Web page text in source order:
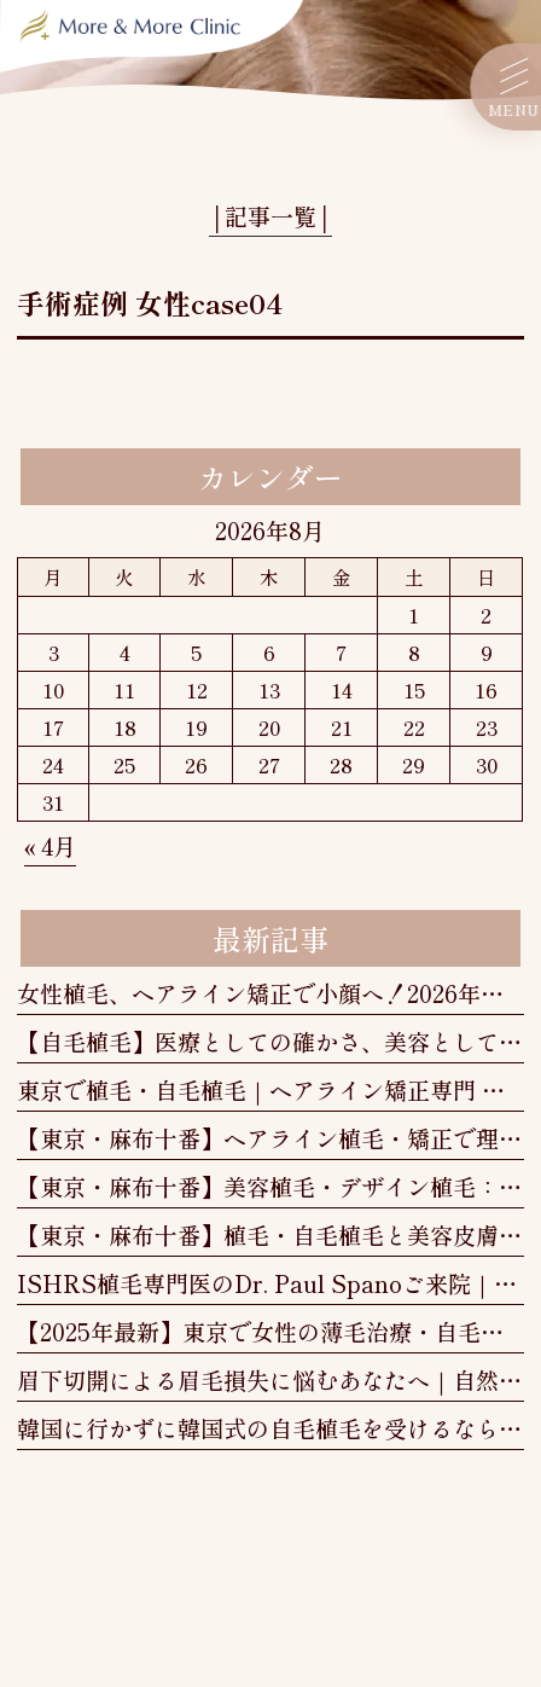
MENU
│記事一覧│
手術症例 女性case04
カレンダー
2026年8月
月 火 水 木 金 土 日
1
2
3
4 5 6 7 8
9
10
11 12 13 14 15
16
17
18 19 20 21 22
23
24
25 26 27 28 29
30
31
« 4月
最新記事
女性植毛、ヘアライン矯正で小顔へ！2026年最新の治療法と選び方
【自毛植毛】医療としての確かさ、美容としての美しさ──美容植毛という新しい選択肢
東京で植毛・自毛植毛｜ヘアライン矯正専門 More & More Clinic
【東京・麻布十番】ヘアライン植毛・矯正で理想の小顔と美しい生え際｜More & More Clinic
【東京・麻布十番】美容植毛・デザイン植毛：見た目と心を整える"本質的な変化"
【東京・麻布十番】植毛・自毛植毛と美容皮膚科｜More & More Clinic
ISHRS植毛専門医のDr. Paul Spanoご来院｜東京・植毛クリニック
【2025年最新】東京で女性の薄毛治療・自毛植毛なら｜費用・効果を徹底解説
眉下切開による眉毛損失に悩むあなたへ｜自然な美しさを取り戻す「眉毛植毛」という選択
韓国に行かずに韓国式の自毛植毛を受けるなら「More＆More Clinic」